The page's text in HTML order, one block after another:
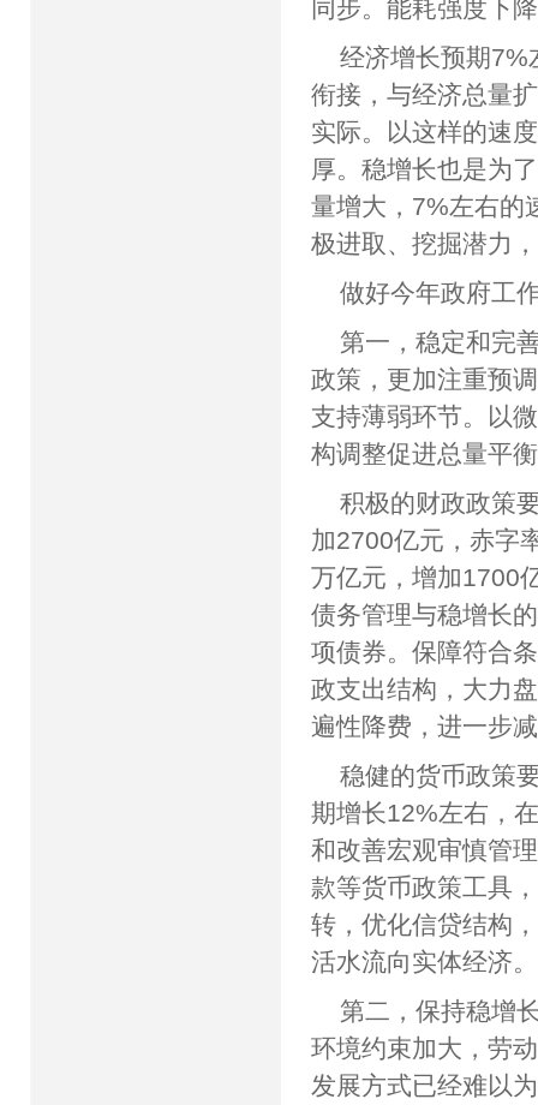
同步。能耗强度下
经济增长预期7%
衔接，与经济总量
实际。以这样的速
厚。稳增长也是为
量增大，7%左右的
极进取、挖掘潜力
做好今年政府工
第一，稳定和完
政策，更加注重预
支持薄弱环节。以
构调整促进总量平
积极的财政政策
加2700亿元，赤字
万亿元，增加1700
债务管理与稳增长
项债券。保障符合
政支出结构，大力
遍性降费，进一步
稳健的货币政策
期增长12%左右，
和改善宏观审慎管
款等货币政策工具
转，优化信贷结构
活水流向实体经济。
第二，保持稳增
环境约束加大，劳
发展方式已经难以